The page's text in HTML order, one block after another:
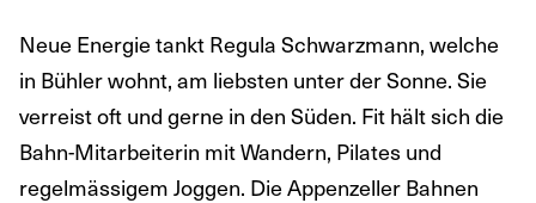
Neue Energie tankt Regula Schwarzmann, welche
in Bühler wohnt, am liebsten unter der Sonne. Sie
verreist oft und gerne in den Süden. Fit hält sich die
Bahn-Mitarbeiterin mit Wandern, Pilates und
regelmässigem Joggen. Die Appenzeller Bahnen